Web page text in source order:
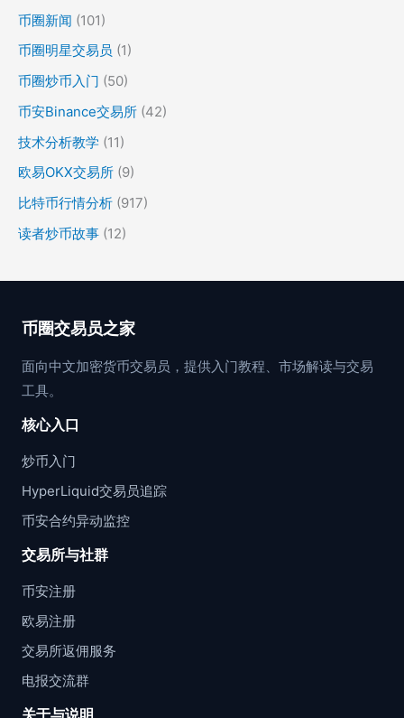
币圈新闻 (101)
币圈明星交易员 (1)
币圈炒币入门 (50)
币安Binance交易所 (42)
技术分析教学 (11)
欧易OKX交易所 (9)
比特币行情分析 (917)
读者炒币故事 (12)
币圈交易员之家
面向中文加密货币交易员，提供入门教程、市场解读与交易
工具。
核心入口
炒币入门
HyperLiquid交易员追踪
币安合约异动监控
交易所与社群
币安注册
欧易注册
交易所返佣服务
电报交流群